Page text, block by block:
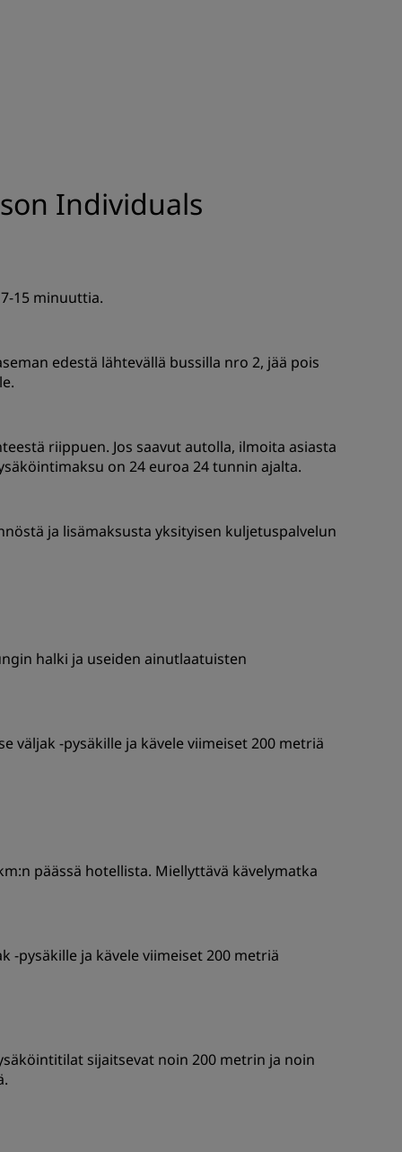
Individuals
15 minuuttia.
edestä lähtevällä bussilla nro 2, jää pois
riippuen. Jos saavut autolla, ilmoita asiasta
on 24 euroa 24 tunnin ajalta.
ja lisämaksusta yksityisen kuljetuspalvelun
halki ja useiden ainutlaatuisten
väljak -pysäkille ja kävele viimeiset 200 metriä
päässä hotellista. Miellyttävä kävelymatka
-pysäkille ja kävele viimeiset 200 metriä
sijaitsevat noin 200 metrin ja noin